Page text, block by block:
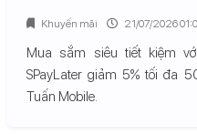
Mua sắm siêu tiết kiệm
SPayLater giảm 5% tối đa
Tuấn Mobile.
Khuyến mãi 21/07/2026